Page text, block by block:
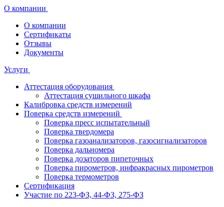
О компании
О компании
Сертификаты
Отзывы
Документы
Услуги
Аттестация оборудования
Аттестация сушильного шкафа
Калибровка средств измерений
Поверка средств измерений
Поверка пресс испытательный
Поверка твердомера
Поверка газоанализаторов, газосигнализаторов
Поверка дальномера
Поверка дозаторов пипеточных
Поверка пирометров, инфракрасных пирометров
Поверка термометров
Сертификация
Участие по 223-ФЗ, 44-ФЗ, 275-ФЗ